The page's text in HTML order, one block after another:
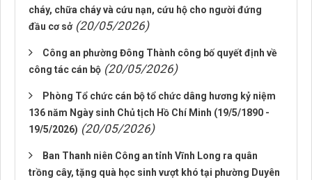
cháy, chữa cháy và cứu nạn, cứu hộ cho người đứng
đầu cơ sở (20/05/2026)
Công an phường Đông Thành công bố quyết định về
công tác cán bộ (20/05/2026)
Phòng Tổ chức cán bộ tổ chức dâng hương kỷ niệm
136 năm Ngày sinh Chủ tịch Hồ Chí Minh (19/5/1890 -
19/5/2026) (20/05/2026)
Ban Thanh niên Công an tỉnh Vĩnh Long ra quân
trồng cây, tặng quà học sinh vượt khó tại phường Duyên